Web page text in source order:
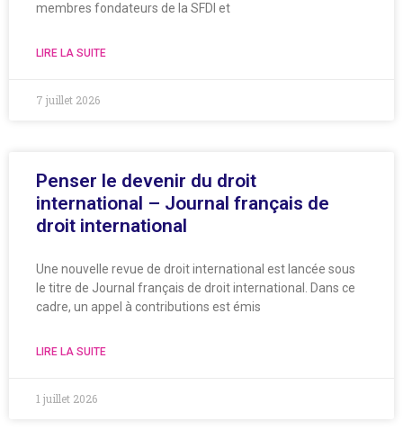
membres fondateurs de la SFDI et
LIRE LA SUITE
7 juillet 2026
Penser le devenir du droit
international – Journal français de
droit international
Une nouvelle revue de droit international est lancée sous
le titre de Journal français de droit international. Dans ce
cadre, un appel à contributions est émis
LIRE LA SUITE
1 juillet 2026